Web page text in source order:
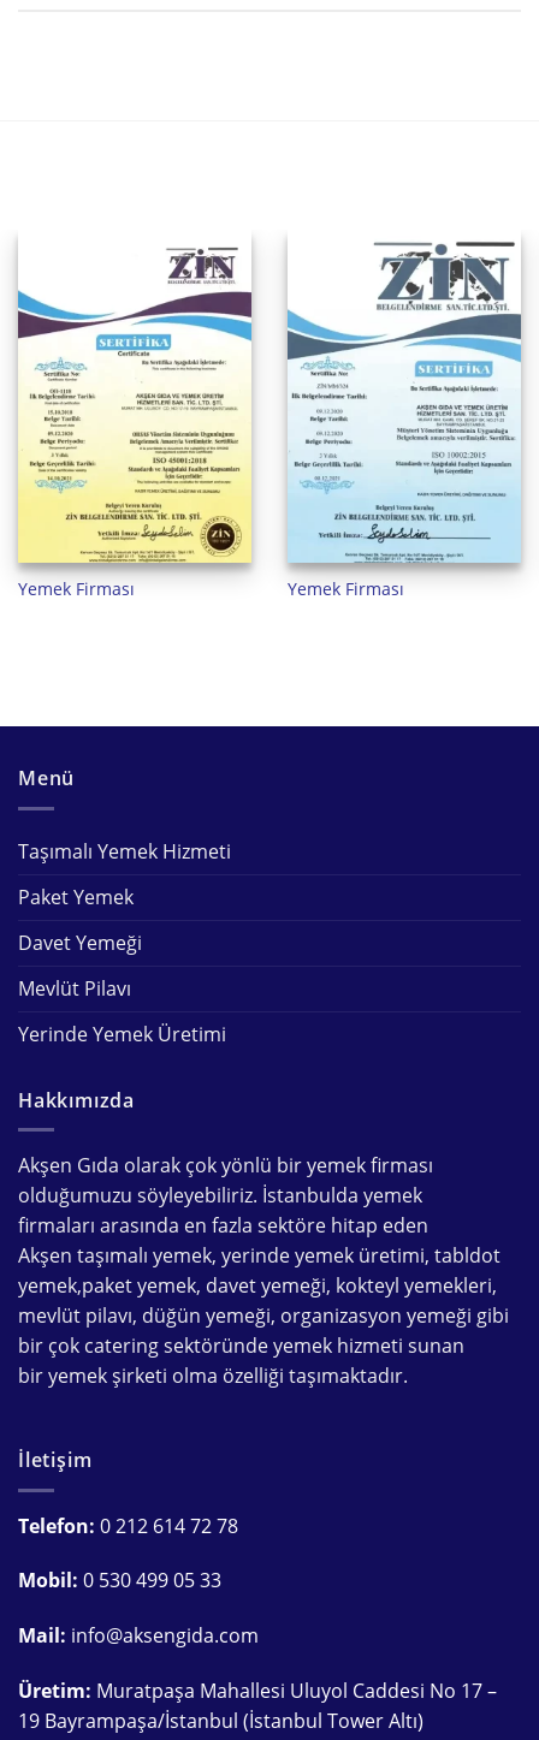
Yemek Firması Yemek Firması
Menü
Taşımalı Yemek Hizmeti
Paket Yemek
Davet Yemeği
Mevlüt Pilavı
Yerinde Yemek Üretimi
Hakkımızda
Akşen Gıda olarak çok yönlü biryemek firması
olduğumuzu söyleyebiliriz. İstanbulda yemek
firmaları arasında en fazla sektöre hitap eden
Akşen taşımalı yemek, yerinde yemek üretimi, tabldot
yemek,paket yemek, davet yemeği, kokteyl yemekleri,
mevlüt pilavı, düğün yemeği, organizasyon yemeği gibi
bir çok cateringsektöründeyemek hizmeti sunan
biryemek şirketi olma özelliği taşımaktadır.
İletişim
Telefon: 0 212 614 72 78
Mobil: 0 530 499 05 33
Mail: info@aksengida.com
Üretim: Muratpaşa Mahallesi Uluyol Caddesi No 17 –
19 Bayrampaşa/İstanbul (İstanbul Tower Altı)